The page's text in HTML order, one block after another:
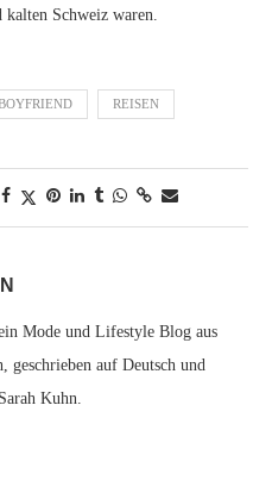
Schweiz waren.
REISEN
Mode und Lifestyle Blog aus
geschrieben auf Deutsch und
Kuhn.